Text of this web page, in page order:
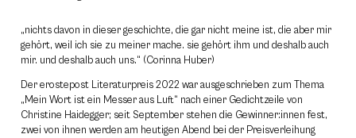
„nichts davon in dieser geschichte, die gar nicht meine ist, die aber mir
gehört, weil ich sie zu meiner mache. sie gehört ihm und deshalb auch
mir. und deshalb auch uns.“ (Corinna Huber)
Der erostepost Literaturpreis 2022 war ausgeschrieben zum Thema
„Mein Wort ist ein Messer aus Luft“ nach einer Gedichtzeile von
Christine Haidegger; seit September stehen die Gewinner:innen fest,
zwei von ihnen werden am heutigen Abend bei der Preisverleihung